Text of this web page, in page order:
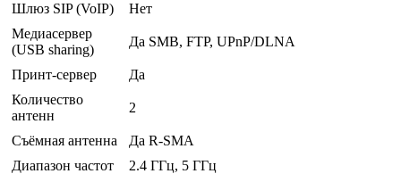
Шлюз SIP (VoIP)
Нет
Медиасервер
(USB sharing)
Да SMB, FTP, UPnP/DLNA
Принт-сервер
Да
Количество
антенн
2
Съёмная антенна
Да R-SMA
Диапазон частот
2.4 ГГц, 5 ГГц